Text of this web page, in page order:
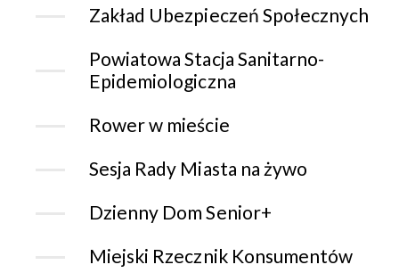
Zakład Ubezpieczeń Społecznych
Powiatowa Stacja Sanitarno-
Epidemiologiczna
Rower w mieście
Sesja Rady Miasta na żywo
Dzienny Dom Senior+
Miejski Rzecznik Konsumentów